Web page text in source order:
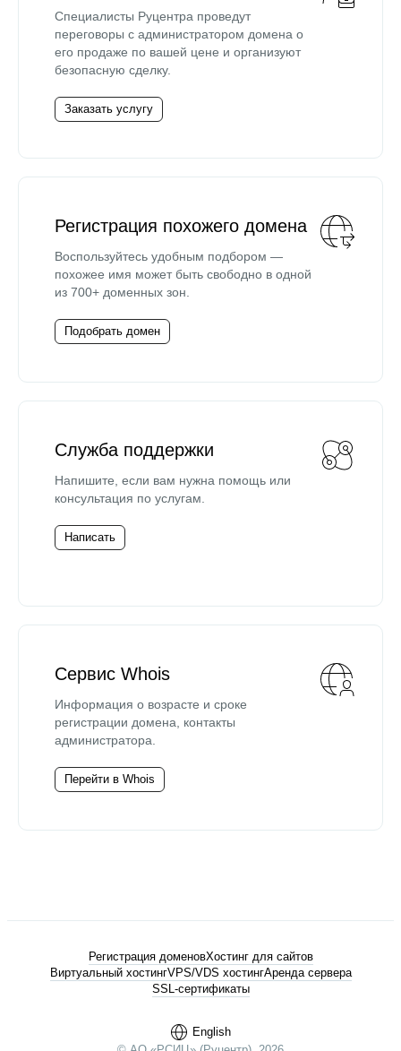
Специалисты Руцентра проведут
переговоры с администратором домена о
его продаже по вашей цене и организуют
безопасную сделку.
Заказать услугу
Регистрация похожего домена
Воспользуйтесь удобным подбором —
похожее имя может быть свободно в одной
из 700+ доменных зон.
Подобрать домен
Служба поддержки
Напишите, если вам нужна помощь или
консультация по услугам.
Написать
Сервис Whois
Информация о возрасте и сроке
регистрации домена, контакты
администратора.
Перейти в Whois
English
Регистрация доменовХостинг для сайтов
Виртуальный хостингVPS/VDS хостингАренда сервера
SSL-сертификаты